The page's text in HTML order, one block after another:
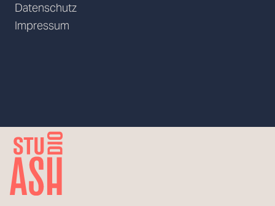
Datenschutz
Impressum